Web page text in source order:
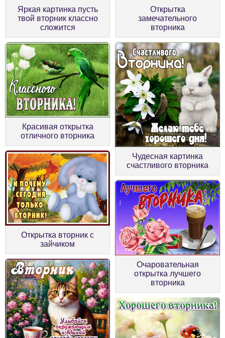
Яркая картинка пусть
твой вторник классно
сложится
Открытка
замечательного
вторника
Красивая открытка
отличного вторника
Чудесная картинка
счастливого вторника
Открытка вторник с
зайчиком
Очаровательная
открытка лучшего
вторника